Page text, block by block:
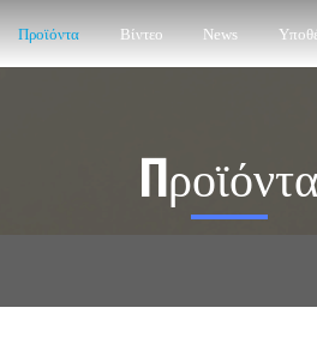
Προϊόντα Βίντεο News
Προϊόντα